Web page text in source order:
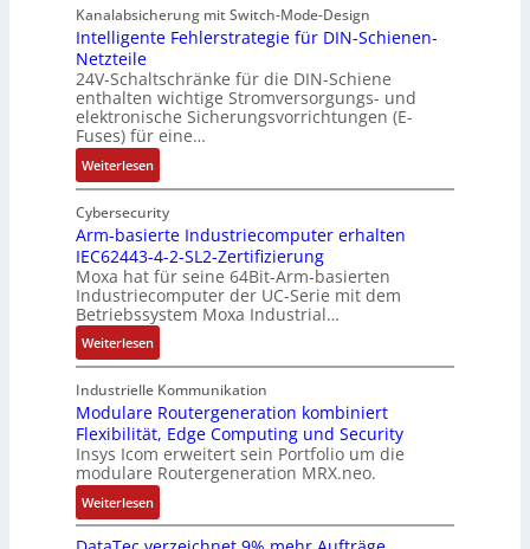
i
s
c
h
e
G
e
h
ä
u
s
e
d
e
h
n
u
n
g
e
n
u
i
e
r
e
n
A
u
f
w
a
n
d
,
K
o
t
e
n
u
n
u
v
r
ä
n
i
t
ä
t
b
e
g
i
n
n
t
a
n
d
e
r
M
a
e
k
r
d
b
e
t
e
i
l
i
g
u
n
g
b
e
m
2
0
2
6
Kanalabsicherung mit Switch-Mode-Design
Intelligente Fehlerstrategie für DIN-Schienen-
Netzteile
24V-Schaltschränke für die DIN-Schiene
enthalten wichtige Stromversorgungs- und
elektronische Sicherungsvorrichtungen (E-
Fuses) für eine…
Weiterlesen:
I
n
t
e
l
l
i
g
e
n
e
F
e
h
l
Cybersecurity
Arm-basierte Industriecomputer erhalten
IEC62443-4-2-SL2-Zertifizierung
Moxa hat für seine 64Bit-Arm-basierten
Industriecomputer der UC-Serie mit dem
Betriebssystem Moxa Industrial…
Weiterlesen:
A
r
m
-
b
a
s
i
e
Industrielle Kommunikation
Modulare Routergeneration kombiniert
Flexibilität, Edge Computing und Security
Insys Icom erweitert sein Portfolio um die
modulare Routergeneration MRX.neo.
Weiterlesen:
M